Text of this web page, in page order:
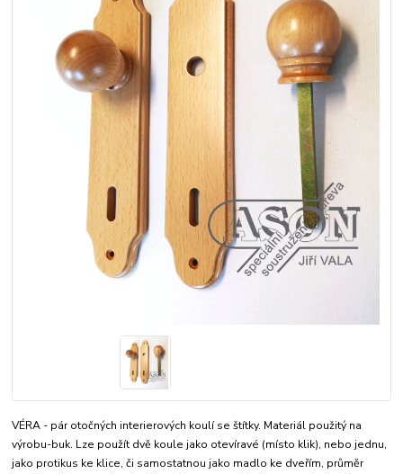
VÉRA - pár otočných interierových koulí se štítky. Materiál použitý na
výrobu-buk. Lze použít dvě koule jako otevíravé (místo klik), nebo jednu,
jako protikus ke klice, či samostatnou jako madlo ke dveřím, průměr